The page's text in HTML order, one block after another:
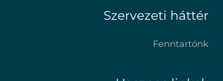
Szervezeti háttér
Fenntartónk